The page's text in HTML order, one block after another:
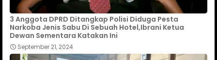
3 Anggota DPRD Ditangkap Polisi Diduga Pesta
Narkoba Jenis Sabu Di Sebuah Hotel,Ibrani Ketua
Dewan Sementara Katakan Ini
September 21, 2024